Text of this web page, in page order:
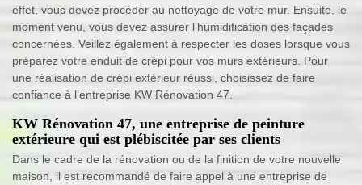
effet, vous devez procéder au nettoyage de votre mur. Ensuite, le
moment venu, vous devez assurer l’humidification des façades
concernées. Veillez également à respecter les doses lorsque vous
préparez votre enduit de crépi pour vos murs extérieurs. Pour
une réalisation de crépi extérieur réussi, choisissez de faire
confiance à l’entreprise KW Rénovation 47.
KW Rénovation 47, une entreprise de peinture
extérieure qui est plébiscitée par ses clients
Dans le cadre de la rénovation ou de la finition de votre nouvelle
maison, il est recommandé de faire appel à une entreprise de